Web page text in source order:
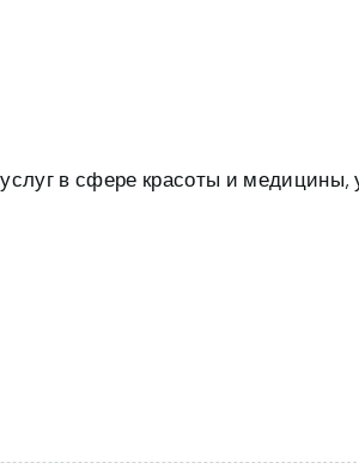
в сфере красоты и медицины,